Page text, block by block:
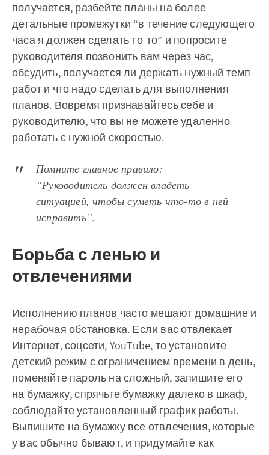
получается, разбейте планы на более
детальные промежутки “в течение следующего
часа я должен сделать то-то” и попросите
руководителя позвонить вам через час,
обсудить, получается ли держать нужный темп
работ и что надо сделать для выполнения
планов. Вовремя признавайтесь себе и
руководителю, что вы не можете удаленно
работать с нужной скоростью.
Помните главное правило:
“Руководитель должен владеть
ситуацией, чтобы суметь что-то в ней
исправить”.
Борьба с ленью и
отвлечениями
Исполнению планов часто мешают домашние и
нерабочая обстановка. Если вас отвлекает
Интернет, соцсети, YouTube, то установите
детский режим с ограничением времени в день,
поменяйте пароль на сложный, запишите его
на бумажку, спрячьте бумажку далеко в шкаф,
соблюдайте установленный график работы.
Выпишите на бумажку все отвлечения, которые
у вас обычно бывают, и придумайте как